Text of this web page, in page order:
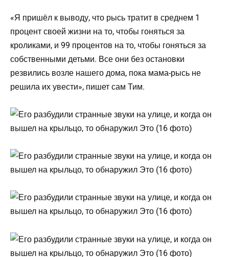
«Я пришёл к выводу, что рысь тратит в среднем 1
процент своей жизни на то, чтобы гоняться за
кроликами, и 99 процентов на то, чтобы гоняться за
собственными детьми. Все они без остановки
резвились возле нашего дома, пока мама-рысь не
решила их увести», пишет сам Тим.